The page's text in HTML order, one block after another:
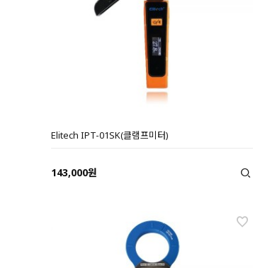
Elitech IPT-01SK(클램프미터)
143,000원